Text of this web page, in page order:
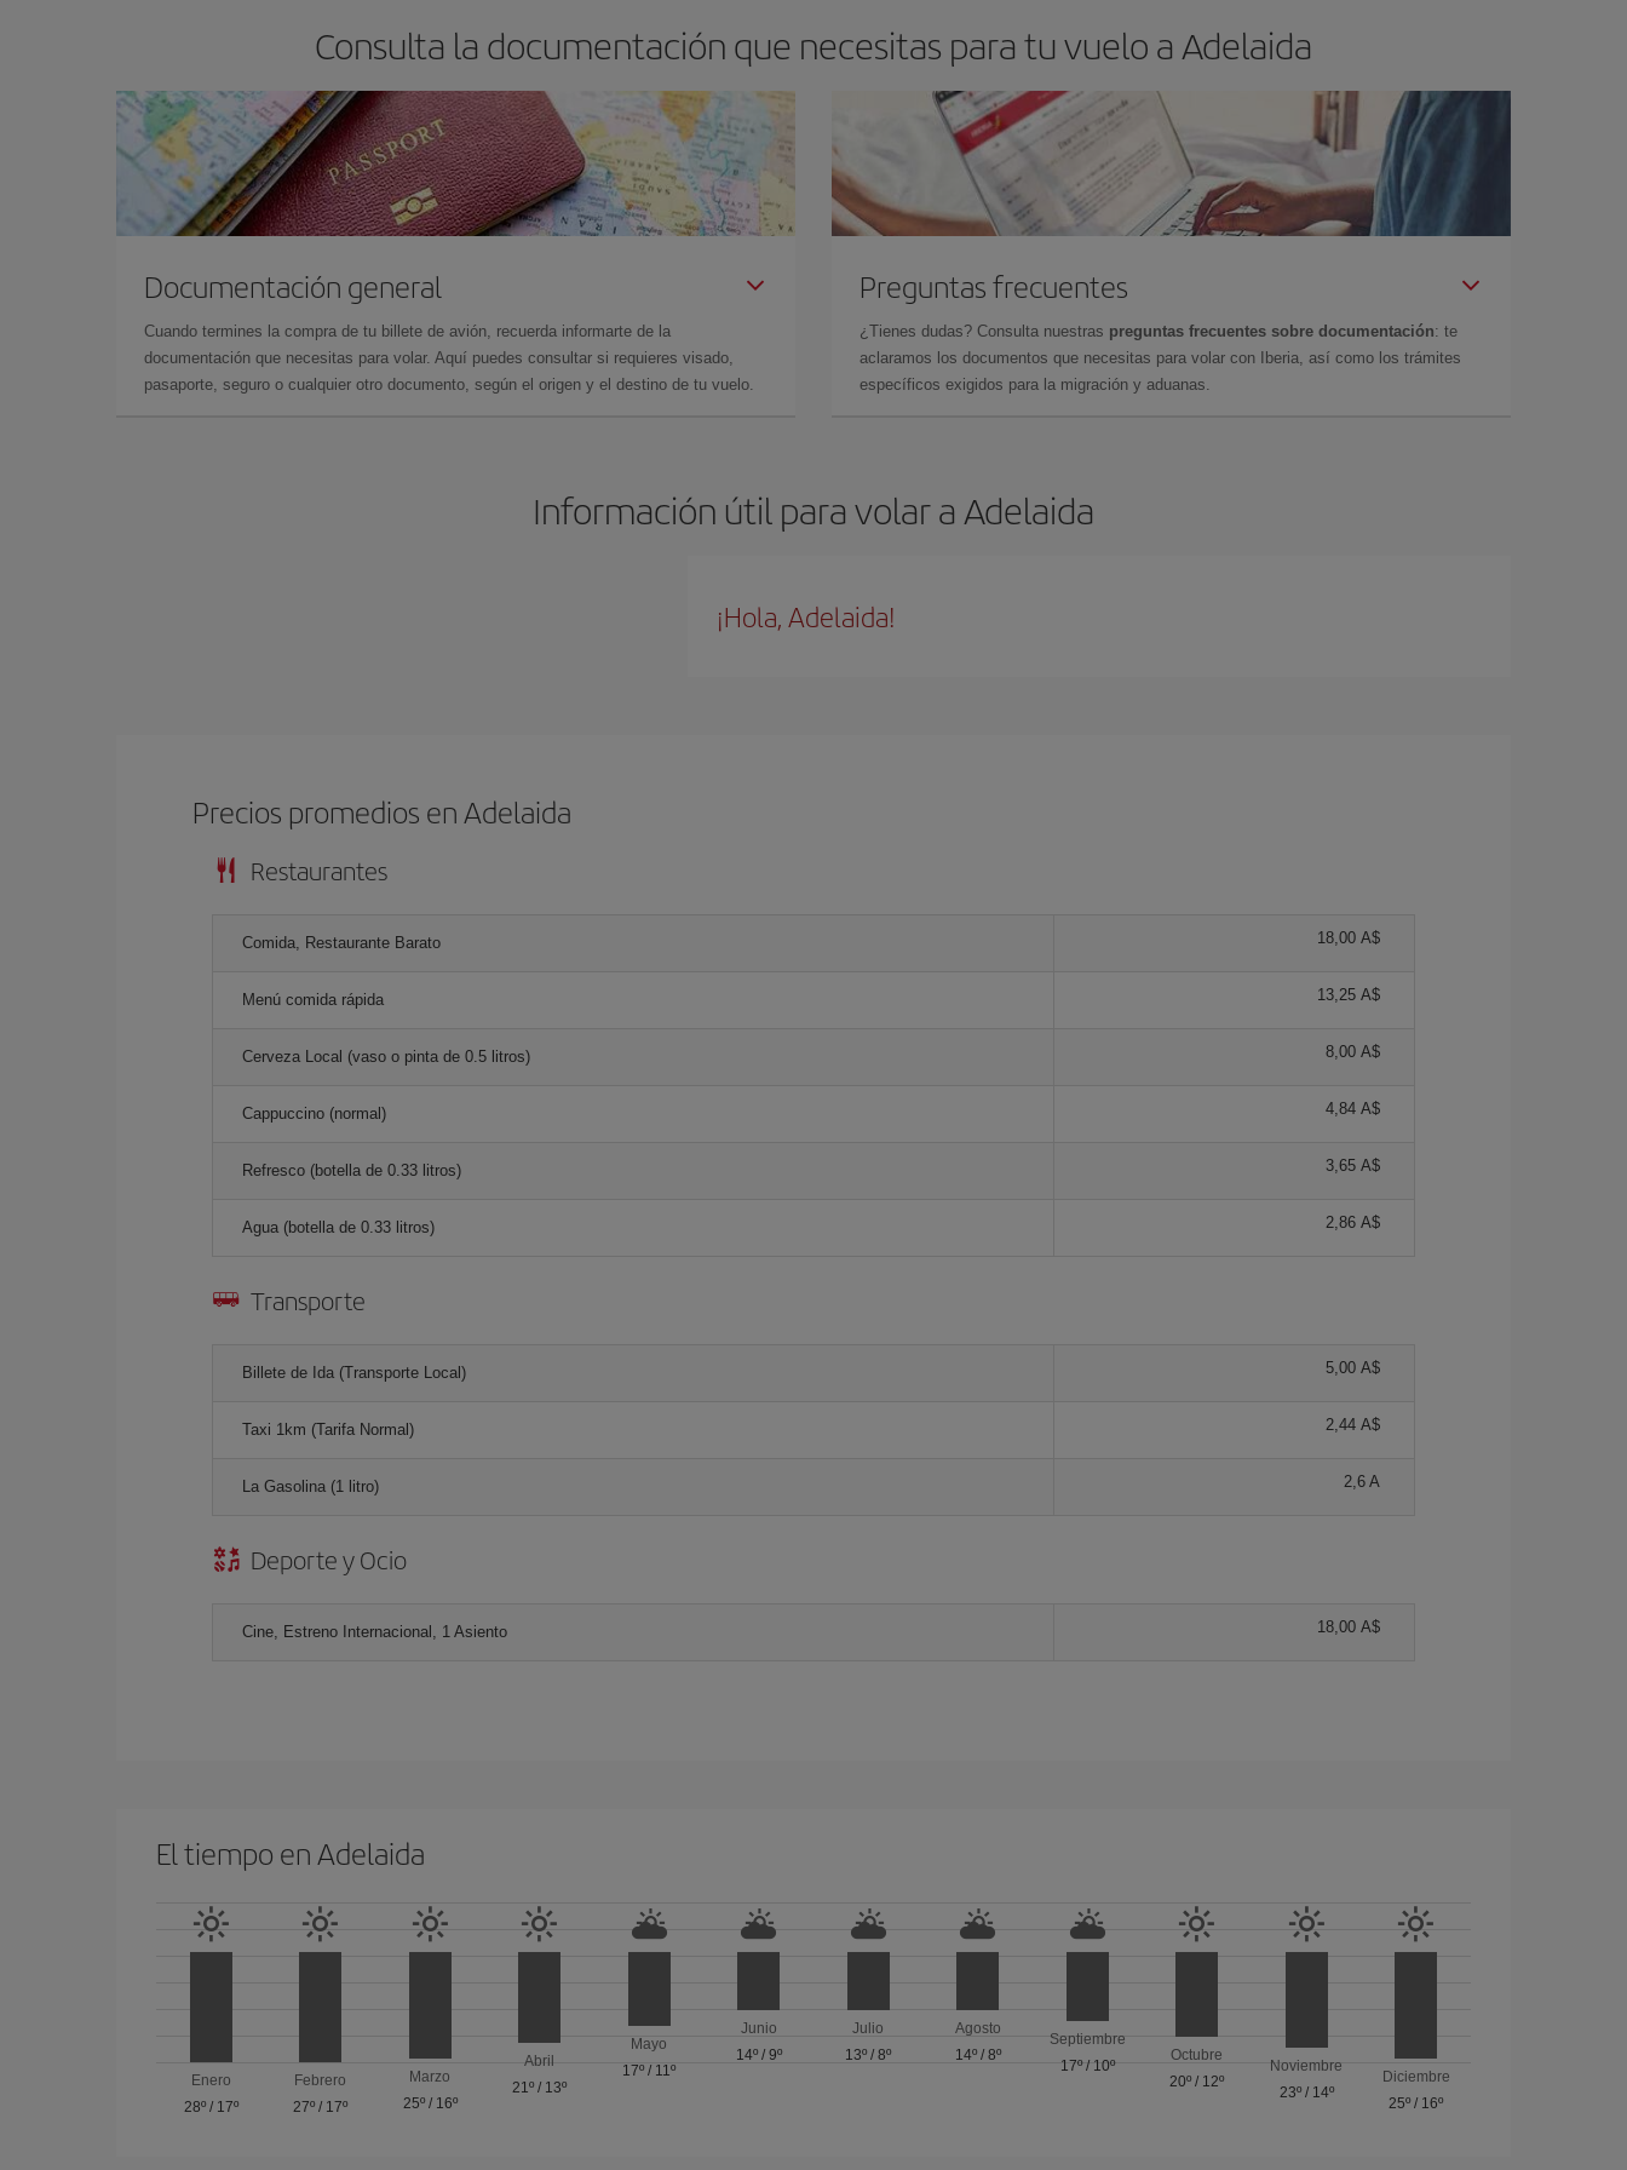
Consulta la documentación que necesitas para tu vuelo a Adelaida
Documentación general
Cuando termines la compra de tu billete de avión, recuerda informarte de la
documentación que necesitas para volar. Aquí puedes consultar si requieres visado,
pasaporte, seguro o cualquier otro documento, según el origen y el destino de tu vuelo.
Preguntas frecuentes
¿Tienes dudas? Consulta nuestras preguntas frecuentes sobre documentación: te
aclaramos los documentos que necesitas para volar con Iberia, así como los trámites
específicos exigidos para la migración y aduanas.
Información útil para volar a Adelaida
¡Hola, Adelaida!
Precios promedios en Adelaida
Restaurantes
Comida, Restaurante Barato 18,00 A$
Menú comida rápida 13,25 A$
Cerveza Local (vaso o pinta de 0.5 litros) 8,00 A$
Cappuccino (normal) 4,84 A$
Refresco (botella de 0.33 litros) 3,65 A$
Agua (botella de 0.33 litros) 2,86 A$
Transporte
Billete de Ida (Transporte Local) 5,00 A$
Taxi 1km (Tarifa Normal) 2,44 A$
La Gasolina (1 litro) 2,6 A
Deporte y Ocio
Cine, Estreno Internacional, 1 Asiento 18,00 A$
El tiempo en Adelaida
Enero
28º/ 17º
Febrero
27º / 17º
Marzo
25º/ 16º
Abril
21º / 13º
Mayo
17º / 11º
Junio
14º/ 9º
Julio
13º /8º
Agosto
14º/ 8º
Septiembre
17º/ 10º
Octubre
20º / 12º
Noviembre
23º/ 14º
Diciembre
25º / 16º